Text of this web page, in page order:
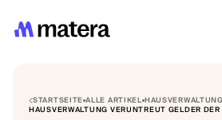
STARTSEITEALLE ARTIKELHAUSVERWALTUNG
HAUSVERWALTUNG VERUNTREUT GELDER DER